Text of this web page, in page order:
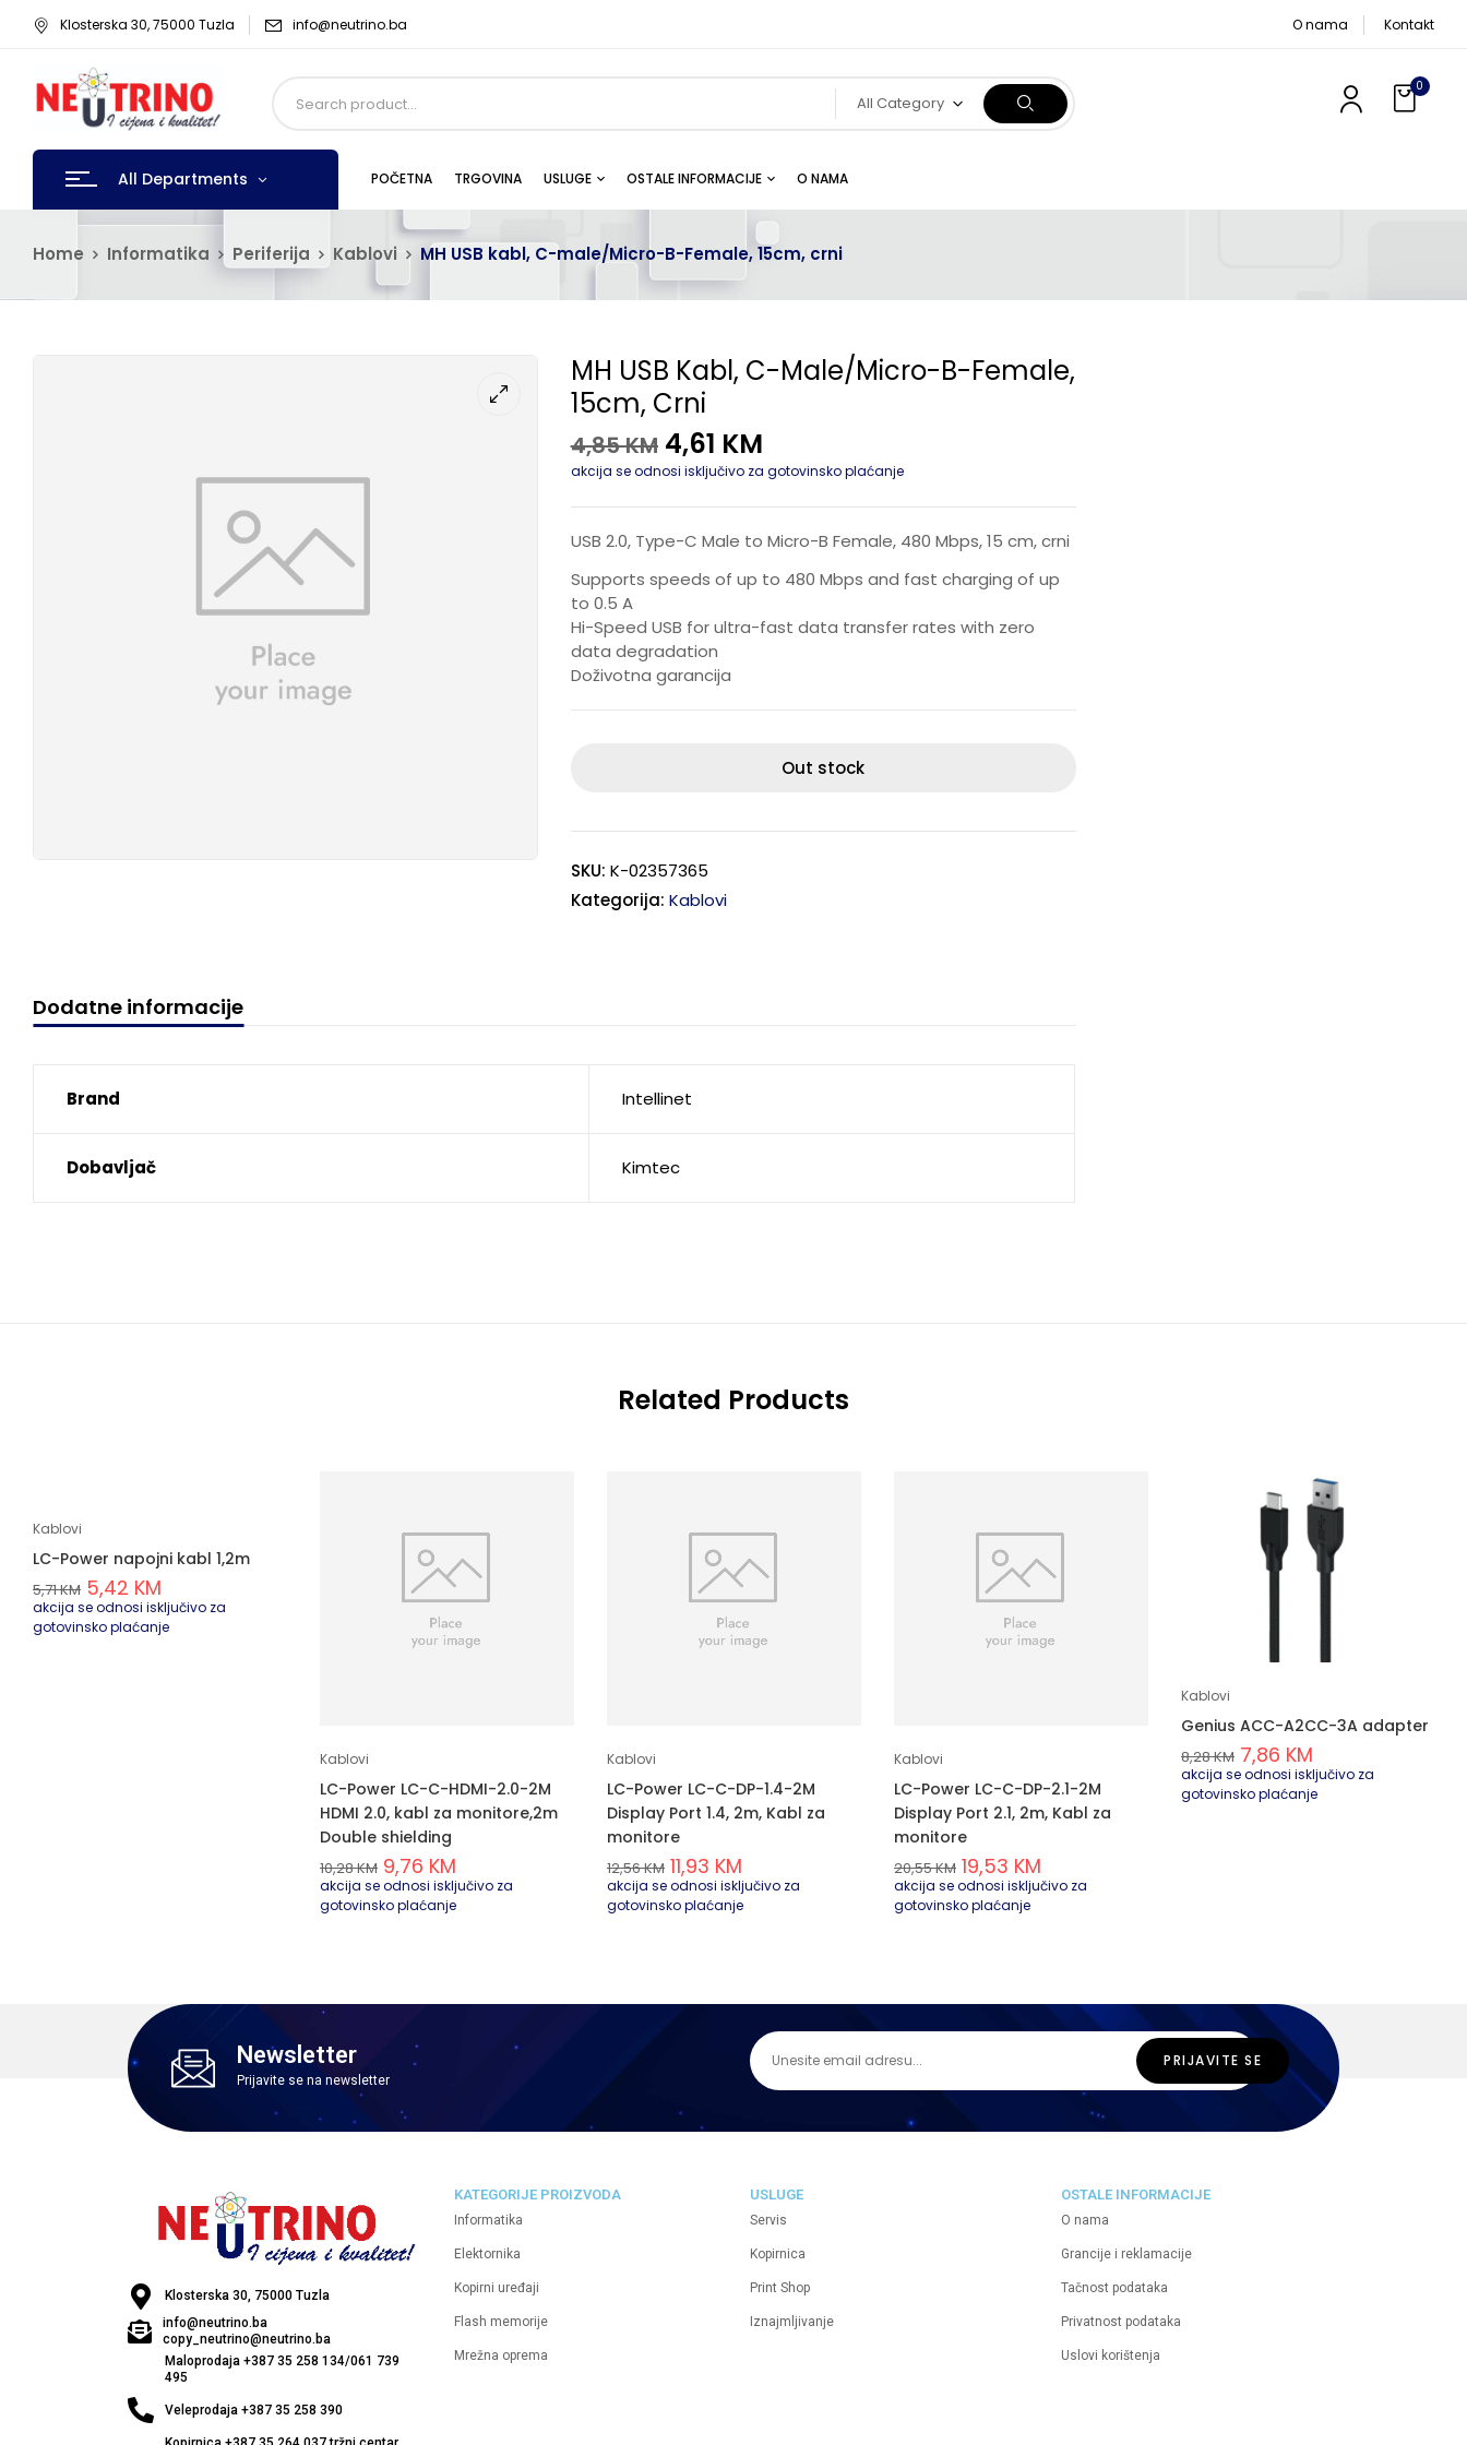
Klosterska 30, 75000 Tuzla info@neutrino.ba O nama Kontakt
All Category
0
All Departments POČETNA TRGOVINA USLUGE OSTALE INFORMACIJE O NAMA
Home Informatika Periferija Kablovi MH USB kabl, C-male/Micro-B-Female, 15cm, crni
MH USB Kabl, C-Male/Micro-B-Female,
15cm, Crni
4,85KM 4,61 KM
akcija se odnosi isključivo za gotovinsko plaćanje
USB 2.0, Type-C Male to Micro-B Female, 480 Mbps, 15 cm, crni
Supports speeds of up to 480 Mbps and fast charging of up
to 0.5 A
Hi-Speed USB for ultra-fast data transfer rates with zero
data degradation
Doživotna garancija
Out stock
SKU: K-02357365
Kategorija: Kablovi
Dodatne informacije
Brand Intellinet
Dobavljač Kimtec
Related Products
Kablovi
LC-Power napojni kabl 1,2m
5,71KM 5,42 KM
akcija se odnosi isključivo za
gotovinsko plaćanje
Kablovi
LC-Power LC-C-HDMI-2.0-2M
HDMI 2.0, kabl za monitore,2m
Double shielding
10,28KM 9,76 KM
akcija se odnosi isključivo za
gotovinsko plaćanje
Kablovi
LC-Power LC-C-DP-1.4-2M
Display Port 1.4, 2m, Kabl za
monitore
12,56KM 11,93 KM
akcija se odnosi isključivo za
gotovinsko plaćanje
Kablovi
LC-Power LC-C-DP-2.1-2M
Display Port 2.1, 2m, Kabl za
monitore
20,55KM 19,53 KM
akcija se odnosi isključivo za
gotovinsko plaćanje
Kablovi
Genius ACC-A2CC-3A adapter
8,28KM 7,86 KM
akcija se odnosi isključivo za
gotovinsko plaćanje
Newsletter
Prijavite se na newsletter
Klosterska 30, 75000 Tuzla
info@neutrino.ba
copy_neutrino@neutrino.ba
Maloprodaja +387 35 258 134/061 739
495
Veleprodaja +387 35 258 390
KATEGORIJE PROIZVODA
Informatika
Elektornika
Kopirni uređaji
Flash memorije
Mrežna oprema
USLUGE
Servis
Kopirnica
Print Shop
Iznajmljivanje
OSTALE INFORMACIJE
O nama
Grancije i reklamacije
Tačnost podataka
Privatnost podataka
Uslovi korištenja